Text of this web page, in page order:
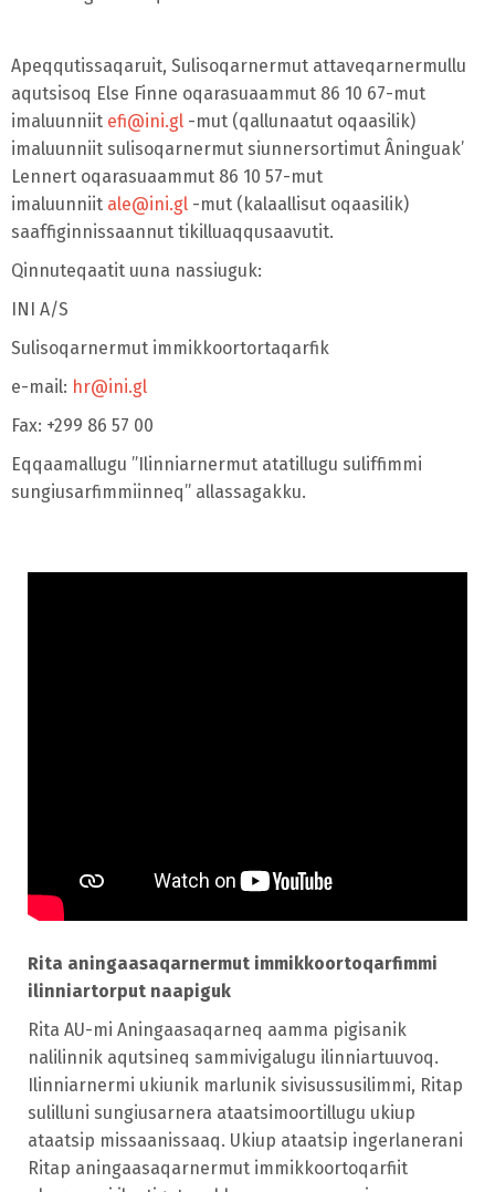
Apeqqutissaqaruit, Sulisoqarnermut attaveqarnermullu
aqutsisoq Else Finne oqarasuaammut 86 10 67-mut
imaluunniit efi@ini.gl -mut (qallunaatut oqaasilik)
imaluunniit sulisoqarnermut siunnersortimut Âninguak’
Lennert oqarasuaammut 86 10 57-mut
imaluunniit ale@ini.gl -mut (kalaallisut oqaasilik)
saaffiginnissaannut tikilluaqqusaavutit.
Qinnuteqaatit uuna nassiuguk:
INI A/S
Sulisoqarnermut immikkoortortaqarfik
e-mail: hr@ini.gl
Fax: +299 86 57 00
Eqqaamallugu ”Ilinniarnermut atatillugu suliffimmi
sungiusarfimmiinneq” allassagakku.
Rita aningaasaqarnermut immikkoortoqarfimmi
ilinniartorput naapiguk
Rita AU-mi Aningaasaqarneq aamma pigisanik
nalilinnik aqutsineq sammivigalugu ilinniartuuvoq.
Ilinniarnermi ukiunik marlunik sivisussusilimmi, Ritap
sulilluni sungiusarnera ataatsimoortillugu ukiup
ataatsip missaanissaaq. Ukiup ataatsip ingerlanerani
Ritap aningaasaqarnermut immikkoortoqarfiit